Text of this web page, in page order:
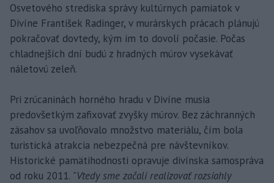
Osvetového strediska správy kultúrnych pamiatok v
Divíne František Radinger, v murárskych prácach plánujú
pokračovať dovtedy, kým im to dovolí počasie. Počas
chladnejších dní budú z hradných múrov vysekávať
náletovú zeleň.
Pri zrúcaninách horného hradu v Divíne musia
predovšetkým zafixovať zvyšky múrov. Bez záchranných
zásahov sa uvoľňovalo množstvo materiálu, čím bola
turistická atrakcia nebezpečná pre návštevníkov.
Historické pamätihodnosti opravuje divínska samospráva
od roku 2011. "Vtedy sme začali realizovať rozsiahly